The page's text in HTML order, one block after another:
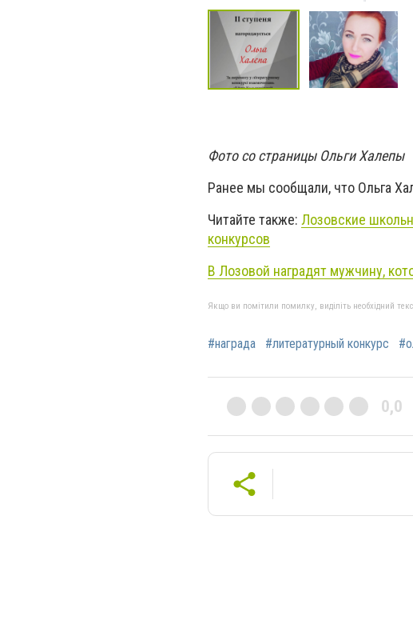
Фото со страницы Ольги Халепы
Ранее мы сообщали, что Ольга
Читайте также: Лозовские
конкурсов
В Лозовой наградят мужчину,
Якщо ви помітили помилку, виділіть необхідний
#награда #литературный конкурс
0,0